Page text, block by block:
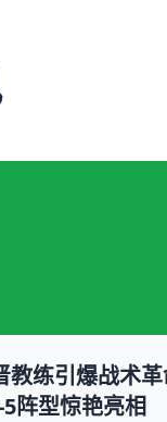
教练引爆战术
阵型惊艳亮相